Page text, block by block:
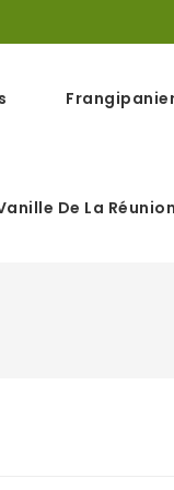
De La Réunion